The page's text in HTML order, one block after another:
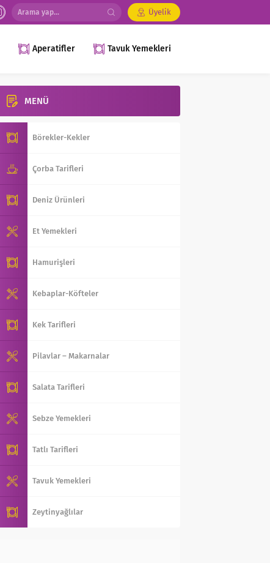
Üyelik
Aperatifler Tavuk Yemekleri
MENÜ
Börekler-Kekler
Çorba Tarifleri
Deniz Ürünleri
Et Yemekleri
Hamurişleri
Kebaplar-Köfteler
Kek Tarifleri
Pilavlar – Makarnalar
Salata Tarifleri
Sebze Yemekleri
Tatlı Tarifleri
Tavuk Yemekleri
Zeytinyağlılar